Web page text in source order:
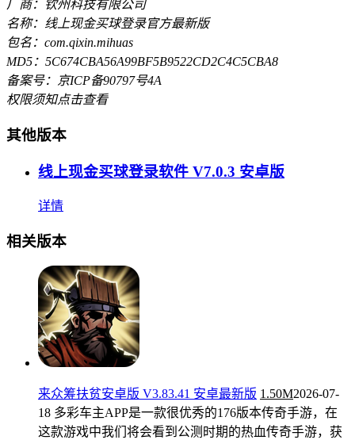
厂商：钦州科技有限公司
名称：线上现金买球登录官方最新版
包名：com.qixin.mihuas
MD5：5C674CBA56A99BF5B9522CD2C4C5CBA8
备案号：京ICP备90797号4A
权限须知点击查看
其他版本
线上现金买球登录软件 V7.0.3 安卓版
详情
相关版本
来众筹扶贫安卓版 V3.83.41 安卓最新版 1.50M2026-07-
18 多彩车主APP是一款很优秀的176版本传奇手游，在
这款游戏中我们将会看到公测时期的热血传奇手游，获